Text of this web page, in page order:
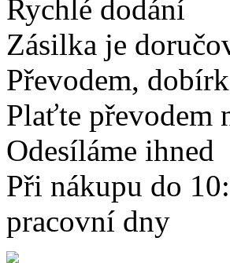
Rychlé dodání
Zásilka je
Převodem,
Plaťte převodem
Odesíláme ihned
Při nákupu do
pracovní dny